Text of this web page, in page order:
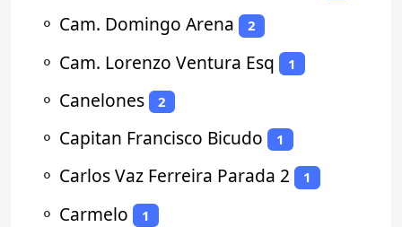
⚬ Cam. Domingo Arena 2
⚬ Cam. Lorenzo Ventura Esq 1
⚬ Canelones 2
⚬ Capitan Francisco Bicudo 1
⚬ Carlos Vaz Ferreira Parada 2 1
⚬ Carmelo 1